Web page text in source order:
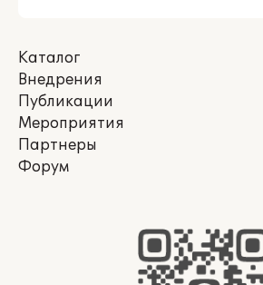
Каталог
Внедрения
Публикации
Мероприятия
Партнеры
Форум